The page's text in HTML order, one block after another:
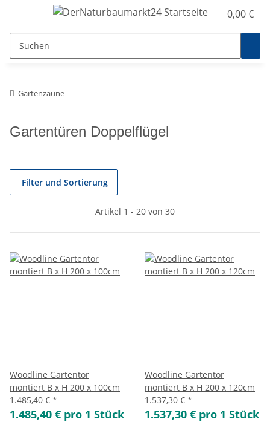
0,00 €
Gartenzäune
Gartentüren Doppelflügel
Filter und Sortierung
Artikel 1 - 20 von 30
Woodline Gartentor
montiert B x H 200 x 100cm
1.485,40 € *
1.485,40 € pro 1 Stück
Woodline Gartentor
montiert B x H 200 x 120cm
1.537,30 € *
1.537,30 € pro 1 Stück